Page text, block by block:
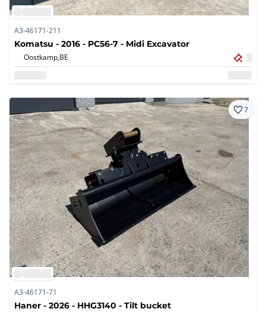
A3-46171-211
Komatsu - 2016 - PC56-7 - Midi Excavator
Oostkamp,BE
7
A3-46171-71
Haner - 2026 - HHG3140 - Tilt bucket